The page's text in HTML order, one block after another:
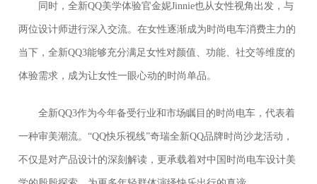
同时，全新QQ美学体验官金妮Jinnie也从女性视角出发，与
两位设计师进行深入交流。在女性逐渐成为时尚电车消费主力的
当下，全新QQ3能够充分满足女性对颜值、功能、社交等维度的
体验需求，成为让女性一眼心动的时尚单品。
全新QQ3作为今年备受行业和市场瞩目的时尚电车，代表着
一种审美潮流。“QQ快乐视线”奇瑞全新QQ品牌时尚沙龙活动，
不仅是对产品设计的深刻解读，更承载着对中国时尚电车设计美